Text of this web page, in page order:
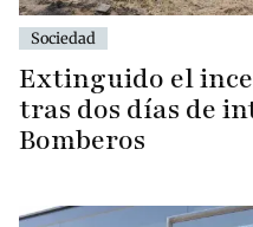
Sociedad
Extinguido el
tras dos días de
Bomberos